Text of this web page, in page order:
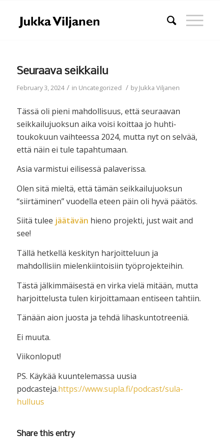
Seuraava seikkailu
February 3, 2024 / in Uncategorized / byJukka Viljanen
Tässä oli pieni mahdollisuus, että seuraavan
seikkailujuoksun aika voisi koittaa jo huhti-
toukokuun vaihteessa 2024, mutta nyt on selvää,
että näin ei tule tapahtumaan.
Asia varmistui eilisessä palaverissa.
Olen sitä mieltä, että tämän seikkailujuoksun
“siirtäminen” vuodella eteen päin oli hyvä päätös.
Siitä tulee jäätävän hieno projekti, just wait and
see!
Tällä hetkellä keskityn harjoitteluun ja
mahdollisiin mielenkiintoisiin työprojekteihin.
Tästä jälkimmäisestä en virka vielä mitään, mutta
harjoittelusta tulen kirjoittamaan entiseen tahtiin.
Tänään aion juosta ja tehdä lihaskuntotreeniä.
Ei muuta.
Viikonloput!
PS. Käykää kuuntelemassa uusia
podcasteja.https://www.supla.fi/podcast/sula-
hulluus
Share this entry